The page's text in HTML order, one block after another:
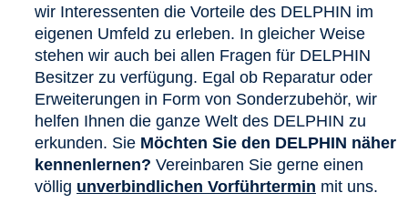
wir Interessenten die Vorteile des DELPHIN im
eigenen Umfeld zu erleben. In gleicher Weise
stehen wir auch bei allen Fragen für DELPHIN
Besitzer zu verfügung. Egal ob Reparatur oder
Erweiterungen in Form von Sonderzubehör, wir
helfen Ihnen die ganze Welt des DELPHIN zu
erkunden. Sie Möchten Sie den DELPHIN näher
kennenlernen? Vereinbaren Sie gerne einen
völlig unverbindlichen Vorführtermin mit uns.